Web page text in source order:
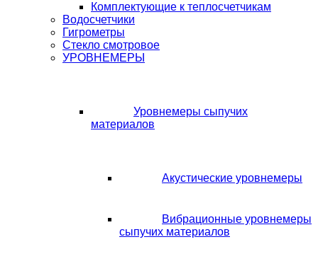
Комплектующие к теплосчетчикам
Водосчетчики
Гигрометры
Стекло смотровое
УРОВНЕМЕРЫ
Уровнемеры сыпучих
материалов
Акустические уровнемеры
Вибрационные уровнемеры
сыпучих материалов